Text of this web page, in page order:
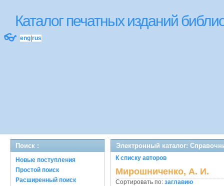
Каталог печатных изданий
👓 eng rus
Поиск :
Новые поступления
Простой поиск
Расширенный поиск
Электронный каталог:
К списку авторов
Мирошниченко, А. И.
Сортировать по: заглавию